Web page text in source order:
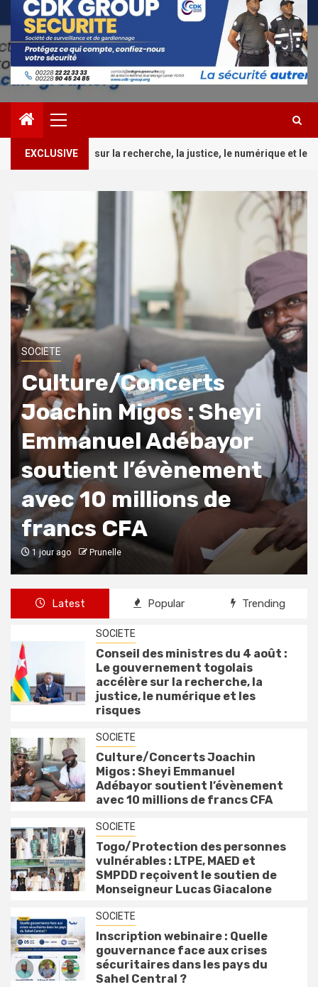
Primary
Menu
EXCLUSIVEla justice, le numérique et les risques 2
SOCIETE
Culture/Concerts
Joachin Migos : Sheyi
Emmanuel Adébayor
soutient l’évènement
avec 10 millions de
francs CFA
1 jour ago Prunelle
Latest Popular Trending
SOCIETE
Conseil des ministres du 4 août :
Le gouvernement togolais
accélère sur la recherche, la
justice, le numérique et les
risques
SOCIETE
Culture/Concerts Joachin
Migos : Sheyi Emmanuel
Adébayor soutient l’évènement
avec 10 millions de francs CFA
SOCIETE
Togo/Protection des personnes
vulnérables : LTPE, MAED et
SMPDD reçoivent le soutien de
Monseigneur Lucas Giacalone
SOCIETE
Inscription webinaire : Quelle
gouvernance face aux crises
sécuritaires dans les pays du
Sahel Central ?